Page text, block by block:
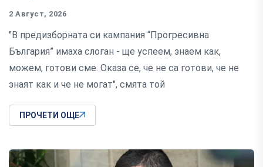
2 Август, 2026
"В предизборната си кампания “Прогресивна
България” имаха слоган - ще успеем, знаем как,
можем, готови сме. Оказа се, че не са готови, че не
знаят как и че не могат", смята той
ПРОЧЕТИ ОЩЕ